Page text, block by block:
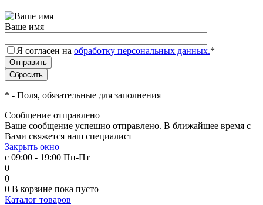
Ваше имя
Я согласен на обработку персональных данных.*
* - Поля, обязательные для заполнения
Сообщение отправлено
Ваше сообщение успешно отправлено. В ближайшее время с
Вами свяжется наш специалист
Закрыть окно
с 09:00 - 19:00 Пн-Пт
0
0
0 В корзине пока пусто
Каталог товаров